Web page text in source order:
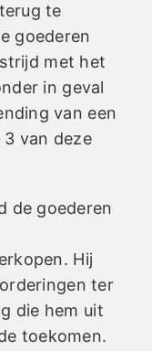
te
goederen
met het
in geval
van een
van deze
de goederen
Hij
ter
die hem uit
toekomen.